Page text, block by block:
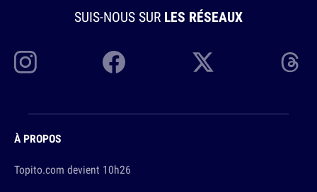
SUIS-NOUS SUR LES RÉSEAUX
À PROPOS
Topito.com devient 10h26